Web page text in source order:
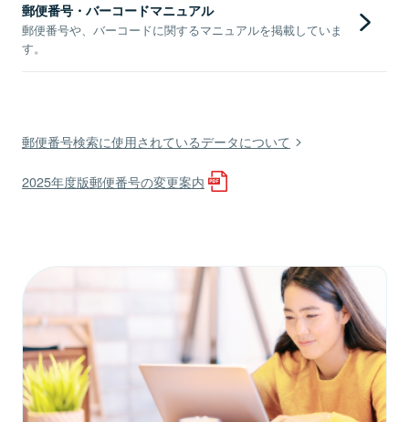
郵便番号・バーコードマニュアル
郵便番号や、バーコードに関するマニュアルを掲載していま
す。
郵便番号検索に使用されているデータについて
2025年度版郵便番号の変更案内